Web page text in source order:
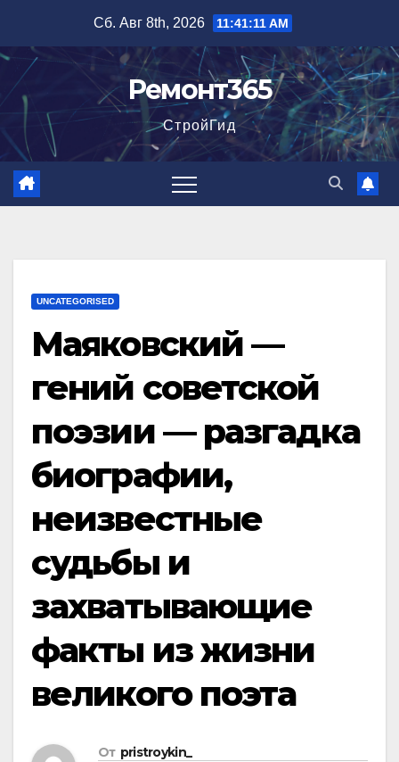
содержимому
Сб. Авг 8th, 2026 11:41:12 AM
Ремонт365
СтройГид
UNCATEGORISED
Маяковский —
гений советской
поэзии — разгадка
биографии,
неизвестные
судьбы и
захватывающие
факты из жизни
великого поэта
От pristroykin_